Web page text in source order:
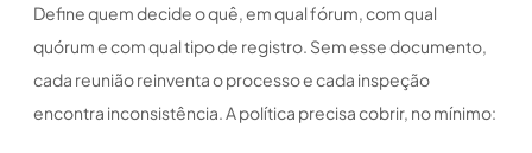
Define quem decide o quê, em qual fórum, com qual
quórum e com qual tipo de registro. Sem esse documento,
cada reunião reinventa o processo e cada inspeção
encontra inconsistência. A política precisa cobrir, no mínimo: